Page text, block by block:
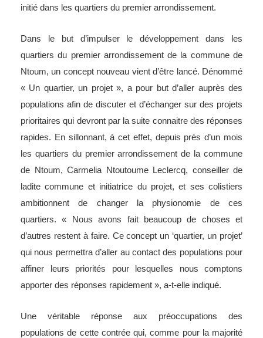
initié dans les quartiers du premier arrondissement.
Dans le but d’impulser le développement dans les
quartiers du premier arrondissement de la commune de
Ntoum, un concept nouveau vient d’être lancé. Dénommé
« Un quartier, un projet », a pour but d’aller auprès des
populations afin de discuter et d’échanger sur des projets
prioritaires qui devront par la suite connaitre des réponses
rapides. En sillonnant, à cet effet, depuis près d’un mois
les quartiers du premier arrondissement de la commune
de Ntoum, Carmelia Ntoutoume Leclercq, conseiller de
ladite commune et initiatrice du projet, et ses colistiers
ambitionnent de changer la physionomie de ces
quartiers. « Nous avons fait beaucoup de choses et
d’autres restent à faire. Ce concept un ‘quartier, un projet’
qui nous permettra d’aller au contact des populations pour
affiner leurs priorités pour lesquelles nous comptons
apporter des réponses rapidement », a-t-elle indiqué.
Une véritable réponse aux préoccupations des
populations de cette contrée qui, comme pour la majorité